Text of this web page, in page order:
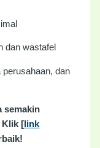
dan wastafel
dan
semakin
Klik [ link